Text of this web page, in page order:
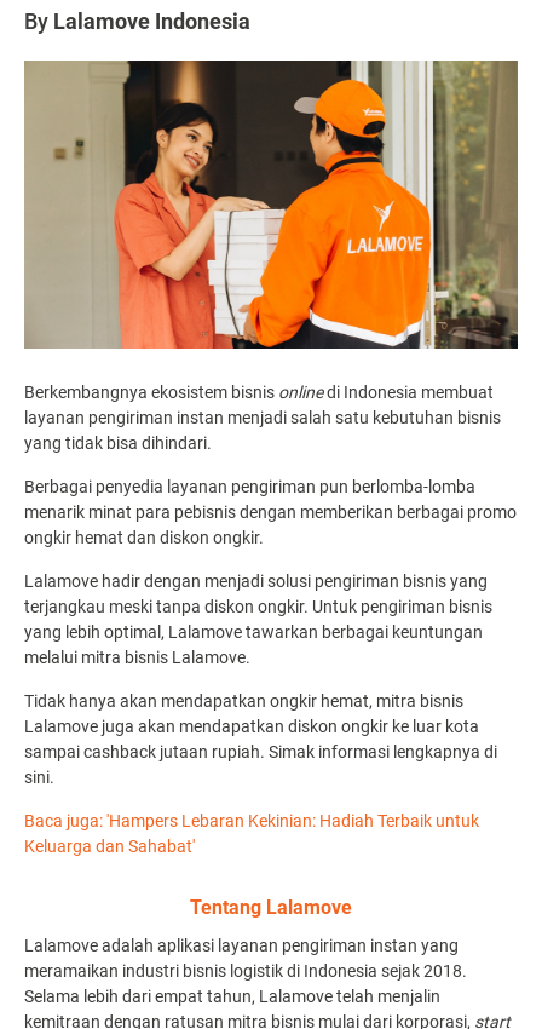
By Lalamove Indonesia
Berkembangnya ekosistem bisnis onlinedi Indonesia membuat
layanan pengiriman instan menjadi salah satu kebutuhan bisnis
yang tidak bisa dihindari.
Berbagai penyedia layanan pengiriman pun berlomba-lomba
menarik minat para pebisnis dengan memberikan berbagai promo
ongkir hemat dan diskon ongkir.
Lalamove hadir dengan menjadi solusi pengiriman bisnis yang
terjangkau meski tanpa diskon ongkir. Untuk pengiriman bisnis
yang lebih optimal, Lalamove tawarkan berbagai keuntungan
melalui mitra bisnis Lalamove.
Tidak hanya akan mendapatkan ongkir hemat, mitra bisnis
Lalamove juga akan mendapatkan diskon ongkir ke luar kota
sampai cashback jutaan rupiah. Simak informasi lengkapnya di
sini.
Baca juga: 'Hampers Lebaran Kekinian: Hadiah Terbaik untuk
Keluarga dan Sahabat'
Tentang Lalamove
Lalamove adalah aplikasi layanan pengiriman instan yang
meramaikan industri bisnis logistik di Indonesia sejak 2018.
Selama lebih dari empat tahun, Lalamove telah menjalin
kemitraan dengan ratusan mitra bisnis mulai dari korporasi, start